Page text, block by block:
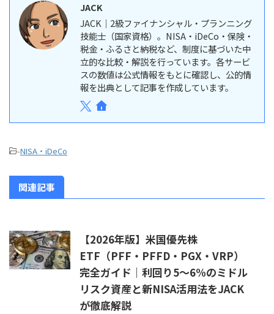
JACK
JACK｜2級ファイナンシャル・プランニング
技能士（国家資格）。NISA・iDeCo・保険・
税金・ふるさと納税など、制度に基づいた中
立的な比較・解説を行っています。各サービ
スの数値は公式情報をもとに確認し、公的情
報を出典として記事を作成しています。
-NISA・iDeCo
関連記事
【2026年版】米国優先株
ETF（PFF・PFFD・PGX・VRP）
完全ガイド｜利回り5〜6%のミドル
リスク資産と新NISA活用法をJACK
が徹底解説